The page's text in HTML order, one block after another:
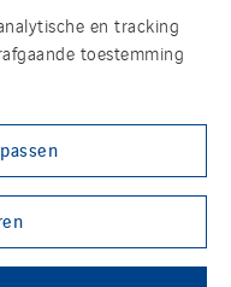
en tracking
toestemming